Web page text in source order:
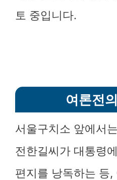
토 중입니다.
여론전
서울구치소 앞에서
전한길씨가 대통령
편지를 낭독하는 등,